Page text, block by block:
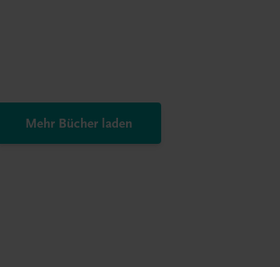
Mehr Bücher laden